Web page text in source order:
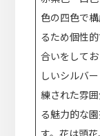
色の四色で
るため個性
合いをして
しいシルバ
練された雰
る魅力的な